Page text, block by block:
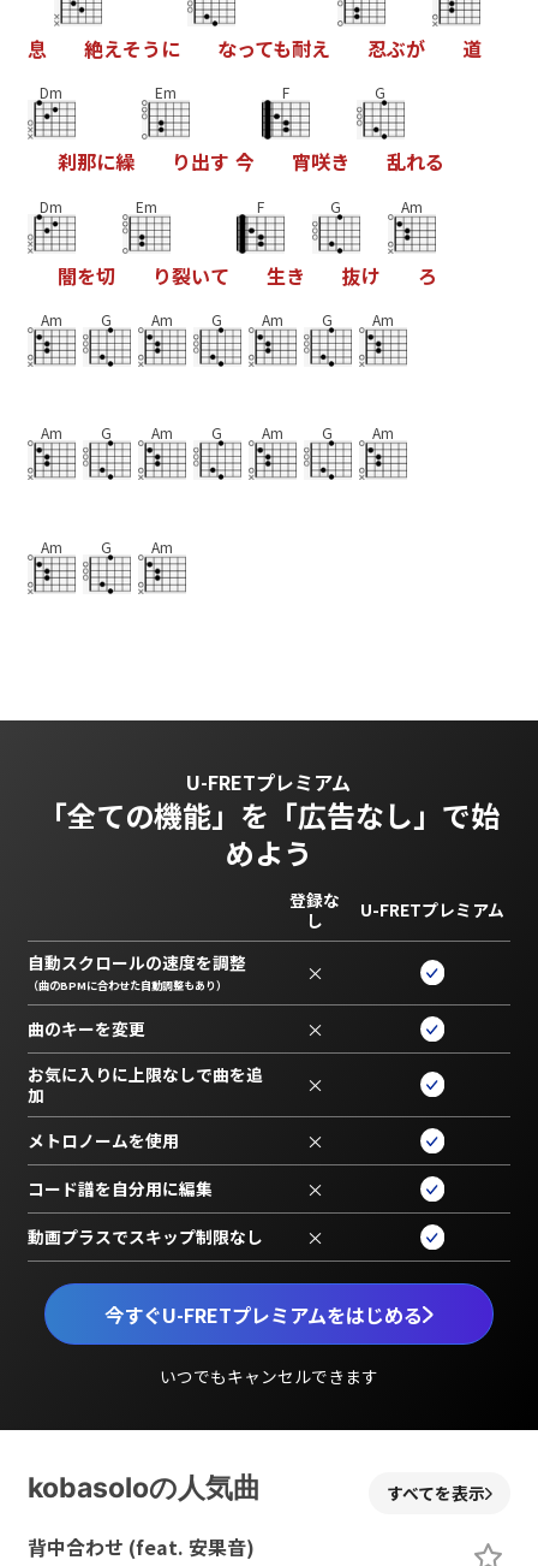
息 絶えそう に なっても耐え 忍ぶが 道
Dm
刹那に繰
Em
り出す 今
F
宵咲き
G
乱れる
Dm
闇を切
Em
り裂いて
F
生き
G
抜け
Am
ろ
Am G Am G Am G Am
Am G Am G Am G Am
Am G Am
U-FRETプレミアム
「全ての機能」を 「広告なし」で始
めよう
今すぐU-FRETプレミアムをはじめる
いつでもキャンセルできます
登録な
し
U-FRETプレミアム
自動スクロールの速度を調整
（曲のBPMに合わせた自動調整もあり） ×
曲のキーを変更 ×
お気に入りに上限なしで曲を追
加
×
メトロノームを使用 ×
コード譜を自分用に編集 ×
動画プラスでスキップ制限なし ×
kobasoloの人気曲 すべてを表示
背中合わせ (feat. 安果音)